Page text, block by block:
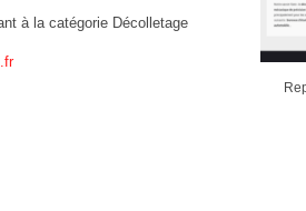
à la catégorie Décolletage